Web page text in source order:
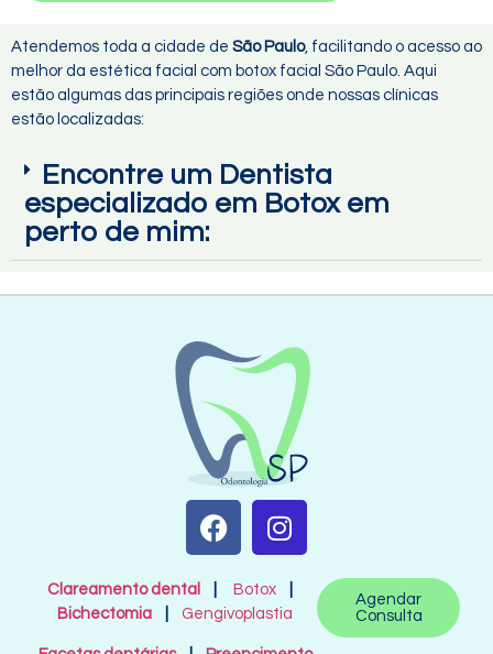
Atendemos toda a cidade de São Paulo, facilitando o acesso ao
melhor da estética facial com botox facial São Paulo. Aqui
estão algumas das principais regiões onde nossas clínicas
estão localizadas:
Encontre um Dentista
especializado em Botox em
perto de mim:
Clareamento dental Botox
Bichectomia
Gengivoplastia
Agendar
Consulta